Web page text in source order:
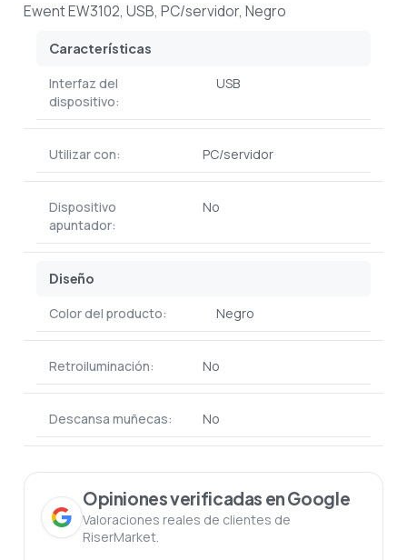
Ewent EW3102, USB, PC/servidor, Negro
Características
Interfaz del
dispositivo:
USB
Utilizar con: PC/servidor
Dispositivo
apuntador:
No
Diseño
Color del producto: Negro
Retroiluminación: No
Descansa muñecas: No
Opiniones verificadas en Google
Valoraciones reales de clientes de
RiserMarket.